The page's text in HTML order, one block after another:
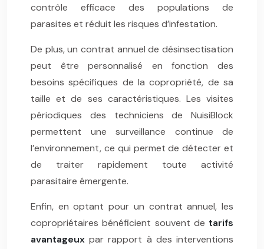
contrôle efficace des populations de
parasites et réduit les risques d’infestation.
De plus, un contrat annuel de désinsectisation
peut être personnalisé en fonction des
besoins spécifiques de la copropriété, de sa
taille et de ses caractéristiques. Les visites
périodiques des techniciens de NuisiBlock
permettent une surveillance continue de
l’environnement, ce qui permet de détecter et
de traiter rapidement toute activité
parasitaire émergente.
Enfin, en optant pour un contrat annuel, les
copropriétaires bénéficient souvent de tarifs
avantageux par rapport à des interventions